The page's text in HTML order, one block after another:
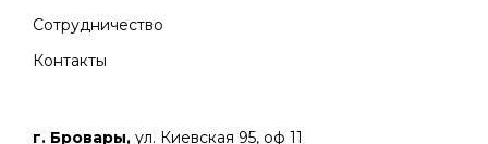
Сотрудничество
Контакты
г. Бровары, ул. Киевская 95, оф 11